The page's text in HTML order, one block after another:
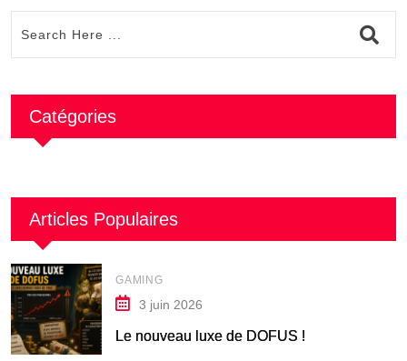
Catégories
Articles Populaires
GAMING
3 juin 2026
Le nouveau luxe de DOFUS !